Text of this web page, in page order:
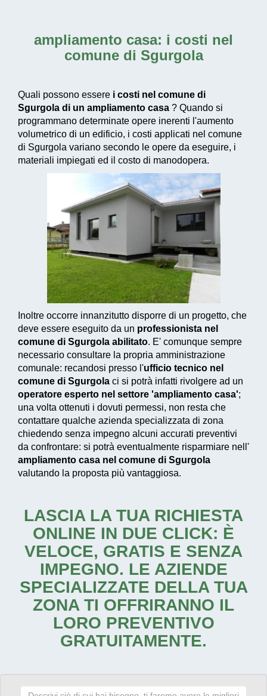
ampliamento casa: i costi nel
comune di Sgurgola
Quali possono essere i costi nel comune di
Sgurgola di un ampliamento casa ? Quando si
programmano determinate opere inerenti l'aumento
volumetrico di un edificio, i costi applicati nel comune
di Sgurgola variano secondo le opere da eseguire, i
materiali impiegati ed il costo di manodopera.
Inoltre occorre innanzitutto disporre di un progetto, che
deve essere eseguito da un professionista nel
comune di Sgurgola abilitato. E' comunque sempre
necessario consultare la propria amministrazione
comunale: recandosi presso l'ufficio tecnico nel
comune di Sgurgola ci si potrà infatti rivolgere ad un
operatore esperto nel settore 'ampliamento casa';
una volta ottenuti i dovuti permessi, non resta che
contattare qualche azienda specializzata di zona
chiedendo senza impegno alcuni accurati preventivi
da confrontare: si potrà eventualmente risparmiare nell'
ampliamento casa nel comune di Sgurgola
valutando la proposta più vantaggiosa.
LASCIA LA TUA RICHIESTA
ONLINE IN DUE CLICK: È
VELOCE, GRATIS E SENZA
IMPEGNO. LE AZIENDE
SPECIALIZZATE DELLA TUA
ZONA TI OFFRIRANNO IL
LORO PREVENTIVO
GRATUITAMENTE.